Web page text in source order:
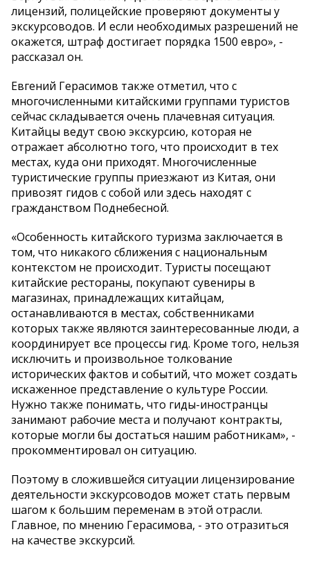
лицензий, полицейские проверяют документы у
экскурсоводов. И если необходимых разрешений не
окажется, штраф достигает порядка 1500 евро», -
рассказал он.
Евгений Герасимов также отметил, что с
многочисленными китайскими группами туристов
сейчас складывается очень плачевная ситуация.
Китайцы ведут свою экскурсию, которая не
отражает абсолютно того, что происходит в тех
местах, куда они приходят. Многочисленные
туристические группы приезжают из Китая, они
привозят гидов с собой или здесь находят с
гражданством Поднебесной.
«Особенность китайского туризма заключается в
том, что никакого сближения с национальным
контекстом не происходит. Туристы посещают
китайские рестораны, покупают сувениры в
магазинах, принадлежащих китайцам,
останавливаются в местах, собственниками
которых также являются заинтересованные люди, а
координирует все процессы гид. Кроме того, нельзя
исключить и произвольное толкование
исторических фактов и событий, что может создать
искаженное представление о культуре России.
Нужно также понимать, что гиды-иностранцы
занимают рабочие места и получают контракты,
которые могли бы достаться нашим работникам», -
прокомментировал он ситуацию.
Поэтому в сложившейся ситуации лицензирование
деятельности экскурсоводов может стать первым
шагом к большим переменам в этой отрасли.
Главное, по мнению Герасимова, - это отразиться
на качестве экскурсий.